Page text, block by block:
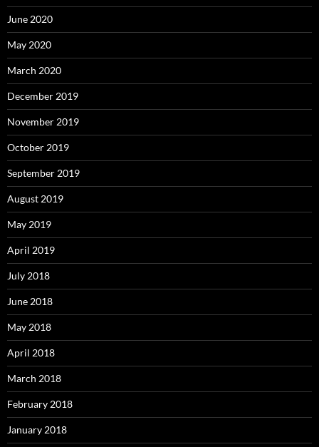
June 2020
May 2020
March 2020
December 2019
November 2019
October 2019
September 2019
August 2019
May 2019
April 2019
July 2018
June 2018
May 2018
April 2018
March 2018
February 2018
January 2018